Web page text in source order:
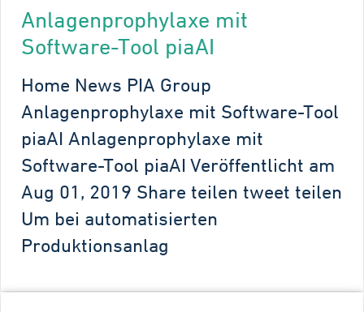
Anlagenprophylaxe mit
Software-Tool piaAI
Home News PIA Group
Anlagenprophylaxe mit Software-Tool
piaAI Anlagenprophylaxe mit
Software-Tool piaAI Veröffentlicht am
Aug 01, 2019 Share teilen tweet teilen
Um bei automatisierten
Produktionsanlag